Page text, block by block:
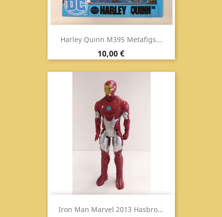
Harley Quinn M395 Metafigs...
Prezzo
10,00 €
Iron Man Marvel 2013 Hasbro...